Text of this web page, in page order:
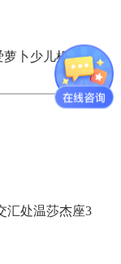
卜少儿机器人
汇处温莎杰座3